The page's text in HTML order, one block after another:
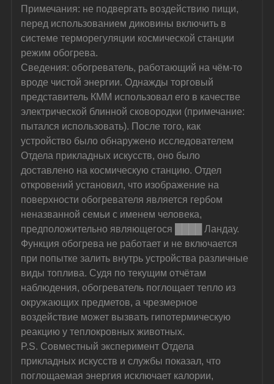
Примечания: не подвергать воздействию пищи,
перед использованием диковины включить в
системе терморегуляции космической станции
режим обогрева.
Сведения: обогреватель, работающий на чём-то
вроде чистой энергии. Однажды торговый
представитель КММ использовал его в качестве
электрической блинной сковородки (примечание:
пытался использовать). После того, как
устройство было обнаружено исследователем
Отдела прикладных искусств, оно было
доставлено на космическую станцию. Отдел
откровений установил, что изображение на
поверхности обогревателя является гербом
неназванной семьи с именем человека,
предположительно являющегося ████ Ландау.
Функция обогрева не работает и не включается
при попытке залить внутрь устройства различные
виды топлива. Судя по текущим отчётам
наблюдения, обогреватель поглощает тепло из
окружающих предметов, а чрезмерное
воздействие может вызвать гипотермическую
реакцию у теплокровных животных.
P.S. Совместный эксперимент Отдела
прикладных искусств и службы показал, что
поглощаемая энергия исключает калории,